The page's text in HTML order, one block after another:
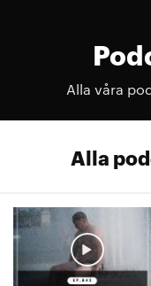
Alla våra
Alla